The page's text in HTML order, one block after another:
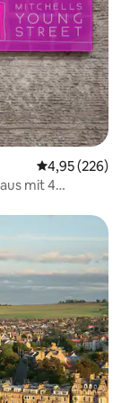
4,95 (226)
mit 4